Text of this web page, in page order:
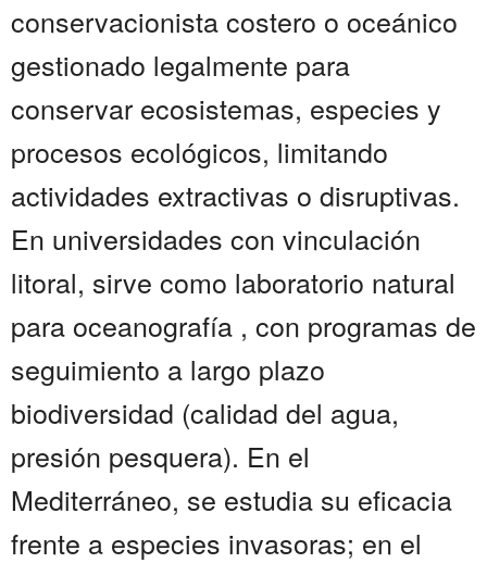
conservacionista costero o oceánico
gestionado legalmente para
conservar ecosistemas, especies y
procesos ecológicos, limitando
actividades extractivas o disruptivas.
En universidades con vinculación
litoral, sirve como laboratorio natural
para oceanografía , con programas de
seguimiento a largo plazo
biodiversidad (calidad del agua,
presión pesquera). En el
Mediterráneo, se estudia su eficacia
frente a especies invasoras; en el